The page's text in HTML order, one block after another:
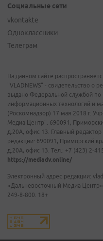
Социальные сети
vkontakte
Одноклассники
Телеграм
На данном сайте
"VLADNEWS" - свидетельство о
выдано Федеральной службой по
информационных технологий и
(Роскомнадзор) 17 мая 2018 г.
Медиа Центр". 690091,
д.20А, офис 13. Главный
редакции: 690091, Приморский
д.20А, офис 13. Тел.: +7 (423) 2-
https://mediadv.online/
Электронный адрес редакции:
«Дальневосточный Медиа
249-8-800. 18+